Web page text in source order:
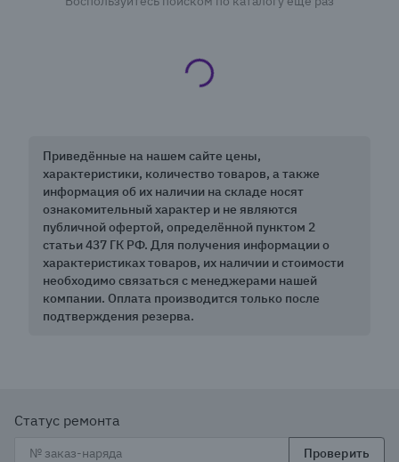
Приведённые на нашем сайте цены,
характеристики, количество товаров, а также
информация об их наличии на складе носят
ознакомительный характер и не являются
публичной офертой, определённой пунктом 2
статьи 437 ГК РФ. Для получения информации о
характеристиках товаров, их наличии и стоимости
необходимо связаться с менеджерами нашей
компании. Оплата производится только после
подтверждения резерва.
Статус ремонта
Проверить